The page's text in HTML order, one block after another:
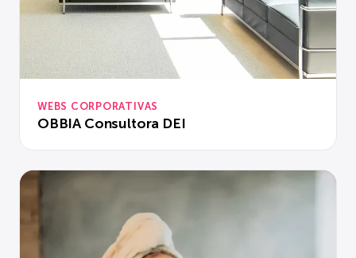
WEBS CORPORATIVAS
OBBIA Consultora DEI